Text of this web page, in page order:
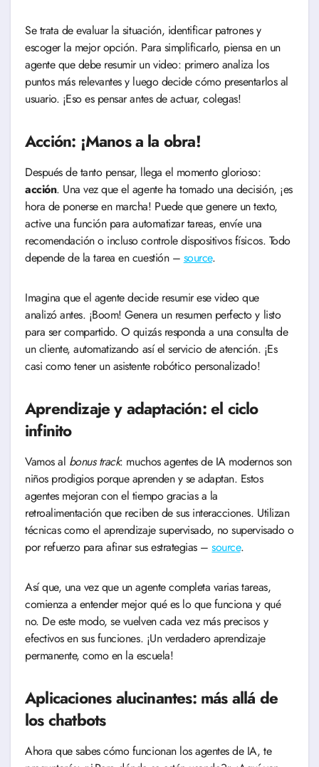
Se trata de evaluar la situación, identificar patrones y
escoger la mejor opción. Para simplificarlo, piensa en un
agente que debe resumir un video: primero analiza los
puntos más relevantes y luego decide cómo presentarlos al
usuario. ¡Eso es pensar antes de actuar, colegas!
Acción: ¡Manos a la obra!
Después de tanto pensar, llega el momento glorioso:
acción. Una vez que el agente ha tomado una decisión, ¡es
hora de ponerse en marcha! Puede que genere un texto,
active una función para automatizar tareas, envíe una
recomendación o incluso controle dispositivos físicos. Todo
depende de la tarea en cuestión – source.
Imagina que el agente decide resumir ese video que
analizó antes. ¡Boom! Genera un resumen perfecto y listo
para ser compartido. O quizás responda a una consulta de
un cliente, automatizando así el servicio de atención. ¡Es
casi como tener un asistente robótico personalizado!
Aprendizaje y adaptación: el ciclo
infinito
Vamos al bonus track: muchos agentes de IA modernos son
niños prodigios porque aprenden y se adaptan. Estos
agentes mejoran con el tiempo gracias a la
retroalimentación que reciben de sus interacciones. Utilizan
técnicas como el aprendizaje supervisado, no supervisado o
por refuerzo para afinar sus estrategias –source.
Así que, una vez que un agente completa varias tareas,
comienza a entender mejor qué es lo que funciona y qué
no. De este modo, se vuelven cada vez más precisos y
efectivos en sus funciones. ¡Un verdadero aprendizaje
permanente, como en la escuela!
Aplicaciones alucinantes: más allá de
los chatbots
Ahora que sabes cómo funcionan los agentes de IA, te